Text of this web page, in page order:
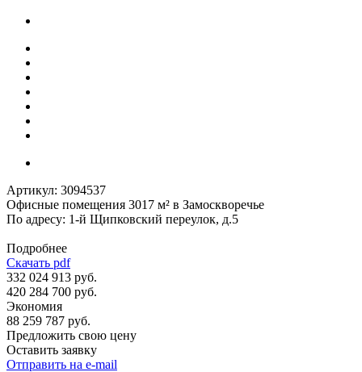
Артикул: 3094537
Офисные помещения 3017 м² в Замоскворечье
По адресу: 1-й Щипковский переулок, д.5
Подробнее
Скачать pdf
332 024 913 руб.
420 284 700 руб.
Экономия
88 259 787 руб.
Предложить свою цену
Оставить заявку
Отправить на e-mail